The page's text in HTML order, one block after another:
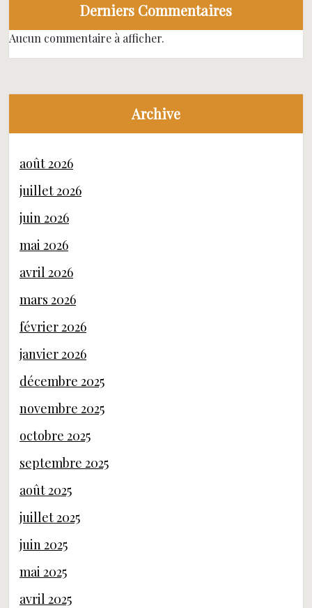
Derniers Commentaires
Aucun commentaire à afficher.
Archive
août 2026
juillet 2026
juin 2026
mai 2026
avril 2026
mars 2026
février 2026
janvier 2026
décembre 2025
novembre 2025
octobre 2025
septembre 2025
août 2025
juillet 2025
juin 2025
mai 2025
avril 2025